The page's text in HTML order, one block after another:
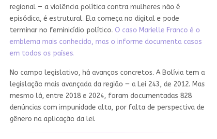
regional — a violência política contra mulheres não é
episódica, é estrutural. Ela começa no digital e pode
terminar no feminicídio político. O caso Marielle Franco é o
emblema mais conhecido, mas o informe documenta casos
em todos os países.
No campo legislativo, há avanços concretos. A Bolívia tem a
legislação mais avançada da região — a Lei 243, de 2012. Mas
mesmo lá, entre 2018 e 2024, foram documentadas 828
denúncias com impunidade alta, por falta de perspectiva de
gênero na aplicação da lei.